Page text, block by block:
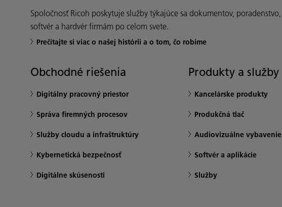
Spoločnosť Ricoh poskytuje služby týkajúce sa dokumentov, poradenstvo,
softvér a hardvér firmám po celom svete.
Prečítajte si viac o našej histórii a o tom, čo robíme
Obchodné riešenia
Digitálny pracovný priestor
Správa firemných procesov
Služby cloudu a infraštruktúry
Kybernetická bezpečnosť
Digitálne skúsenosti
Produkty a služby
Kancelárske produkty
Produkčná tlač
Audiovizuálne vybavenie
Softvér a aplikácie
Služby